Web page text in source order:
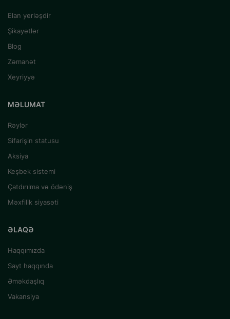
Elan yerləşdir
Şikayətlər
Blog
Zəmanət
Xeyriyyə
MƏLUMAT
Rəylər
Sifarişin statusu
Aksiya
Keşbek sistemi
Çatdırılma və ödəniş
Məxfilik siyasəti
ƏLAQƏ
Haqqımızda
Sayt haqqında
Əməkdaşlıq
Vakansiya